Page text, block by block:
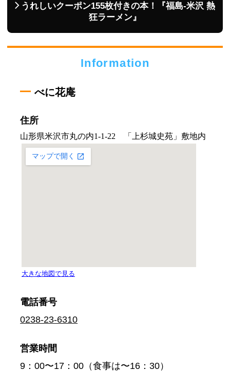
うれしいクーポン155枚付きの本！『福島-米沢 熱
狂ラーメン』
Information
べに花庵
住所
電話番号
0238-23-6310
営業時間
9：00〜17：00（食事は〜16：30）